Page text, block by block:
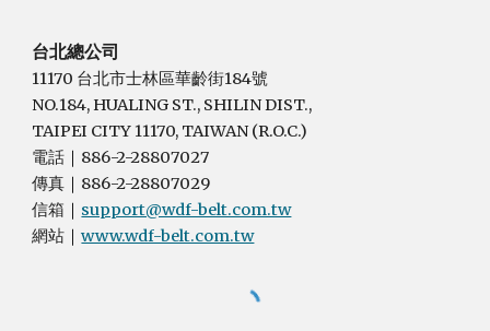
台北總公司
11170 台北市士林區華齡街184號
NO.184, HUALING ST., SHILIN DIST.,
TAIPEI CITY 11170, TAIWAN (R.O.C.)
電話
886-2-28807027
傳真
886-2-28807029
信箱
support@wdf-belt.com.tw
網站 ｜www.wdf-belt.com.tw